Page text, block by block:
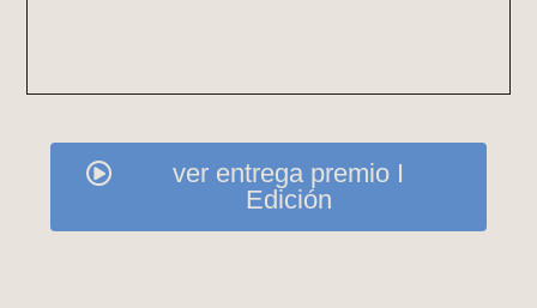
ver entrega premio I
Edición